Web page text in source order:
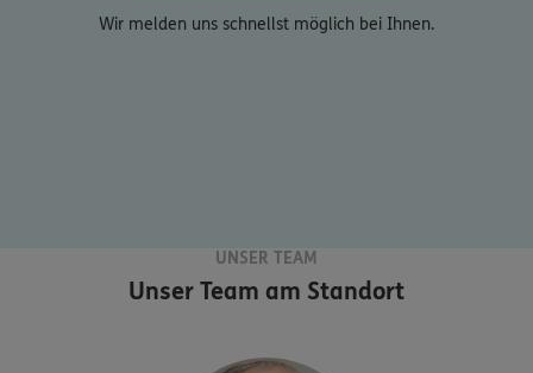
Wir melden uns schnellst möglich bei Ihnen.
UNSER TEAM
Unser Team am Standort